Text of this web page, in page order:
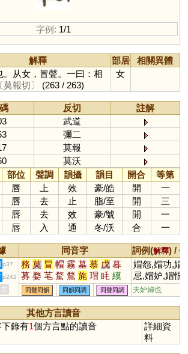
字例: 1/1
解釋 部居
相關異體
。从女，冒聲。一曰：相
〔莫報切〕 (263 / 263)
女
反切
註解
武道
彌二
莫報
莫沃
部位 聲調 韻攝 韻目 開合
等第
唇 上 效 豪/皓 開
一
唇 去 止 脂/至 開
三
唇 去 效 豪/號 開
一
唇 入 通 冬/沃 合 一
同音字 詞例(解釋) /
p37 務 莫 冒 帽 霧 墓 慕 戊 暮
募 婺 芼 騖 鶩 旄 瑁 眊 縸
蓩 萺 慔 鞪 蝐 毷 楘 耄
媢怨,媢功,媢
忌,媢妒,媢恨
p242
同聲同韻 同韻同調 同聲同調 夫妒婦也
其他方言讀音
錄有1個方言點的讀音
詳細資
料